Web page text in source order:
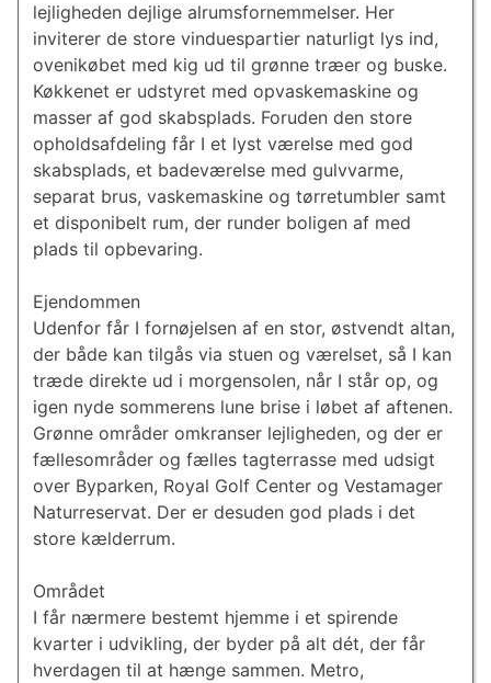
lejligheden dejlige alrumsfornemmelser. Her
inviterer de store vinduespartier naturligt lys ind,
ovenikøbet med kig ud til grønne træer og buske.
Køkkenet er udstyret med opvaskemaskine og
masser af god skabsplads. Foruden den store
opholdsafdeling får I et lyst værelse med god
skabsplads, et badeværelse med gulvvarme,
separat brus, vaskemaskine og tørretumbler samt
et disponibelt rum, der runder boligen af med
plads til opbevaring.
Ejendommen
Udenfor får I fornøjelsen af en stor, østvendt altan,
der både kan tilgås via stuen og værelset, så I kan
træde direkte ud i morgensolen, når I står op, og
igen nyde sommerens lune brise i løbet af aftenen.
Grønne områder omkranser lejligheden, og der er
fællesområder og fælles tagterrasse med udsigt
over Byparken, Royal Golf Center og Vestamager
Naturreservat. Der er desuden god plads i det
store kælderrum.
Området
I får nærmere bestemt hjemme i et spirende
kvarter i udvikling, der byder på alt dét, der får
hverdagen til at hænge sammen. Metro,